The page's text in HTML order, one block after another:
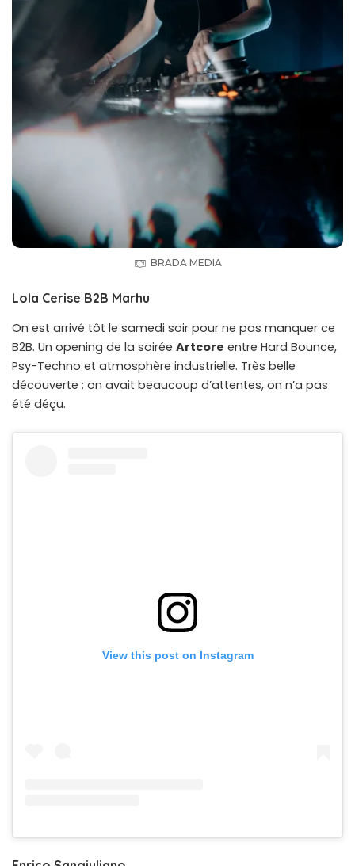
BRADA MEDIA
Lola Cerise B2B Marhu
On est arrivé tôt le samedi soir pour ne pas manquer ce
B2B. Un opening de la soirée Artcore entre Hard Bounce,
Psy-Techno et atmosphère industrielle. Très belle
découverte : on avait beaucoup d’attentes, on n’a pas
été déçu.
View this post on Instagram